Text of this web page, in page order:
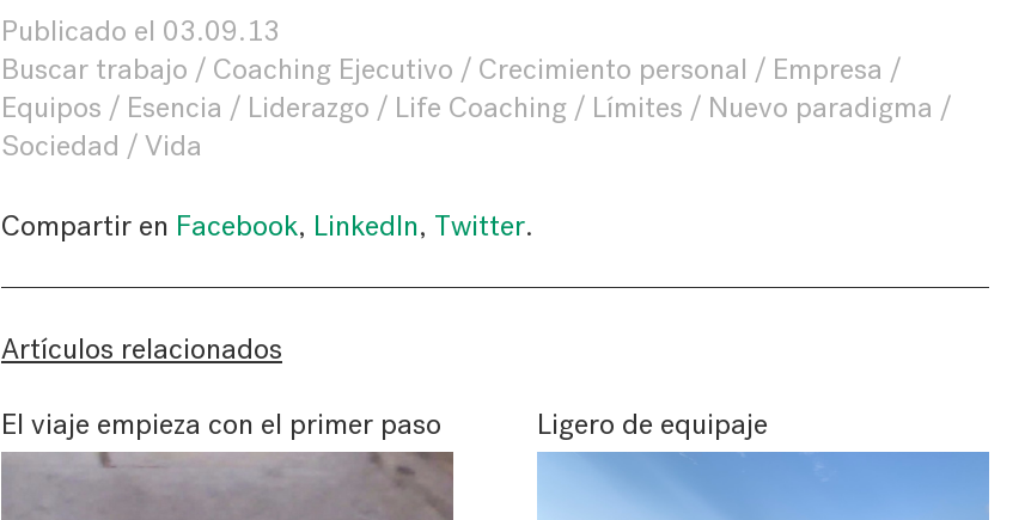
Publicado el 03.09.13
Buscar trabajo
Coaching Ejecutivo Crecimiento personal
Empresa
Equipos
Esencia Liderazgo Life Coaching Límites
Nuevo paradigma
Sociedad
Vida
Compartir en Facebook, LinkedIn, Twitter.
Artículos relacionados
El viaje empieza con el primer paso Ligero de equipaje